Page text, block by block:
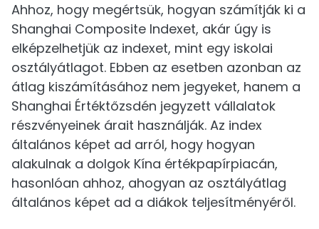
Ahhoz, hogy megértsük, hogyan számítják ki a
Shanghai Composite Indexet, akár úgy is
elképzelhetjük az indexet, mint egy iskolai
osztályátlagot. Ebben az esetben azonban az
átlag kiszámításához nem jegyeket, hanem a
Shanghai Értéktőzsdén jegyzett vállalatok
részvényeinek árait használják. Az index
általános képet ad arról, hogy hogyan
alakulnak a dolgok Kína értékpapírpiacán,
hasonlóan ahhoz, ahogyan az osztályátlag
általános képet ad a diákok teljesítményéről.